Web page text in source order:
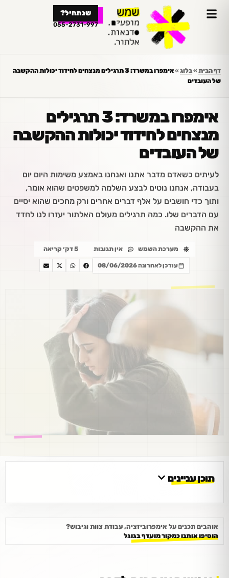
שנתחיל?
055-2731-997
דף הבית »בלוג »
אימפרו במשרד: 3 תרגילים מנצחים לחידוד יכולות ההקשבה
של העובדים
אימפרו במשרד: 3 תרגילים
מנצחים לחידוד יכולות ההקשבה
של העובדים
לעיתים כשאדם מדבר אתנו ואנחנו באמצע משימות היום יום
בעבודה, אנחנו נוטים לבצע השלמה למשפטים שהוא אומר,
ותוך כדי חושבים על אלף דברים אחרים ורק מחכים שהוא יסיים
עם הדברים שלו. כמה תרגילים מעולם האלתור יעזרו לנו לחדד
את ההקשבה
מערכת השמש אין תגובות 5 דק׳ קריאה
עודכן לאחרונה 08/06/2026
תוכן עניינים
אוהבים תכנים על אימפרוביזציה, עבודת צוות וגיבוש?
הוסיפו אותנו כמקור מועדף בגוגל